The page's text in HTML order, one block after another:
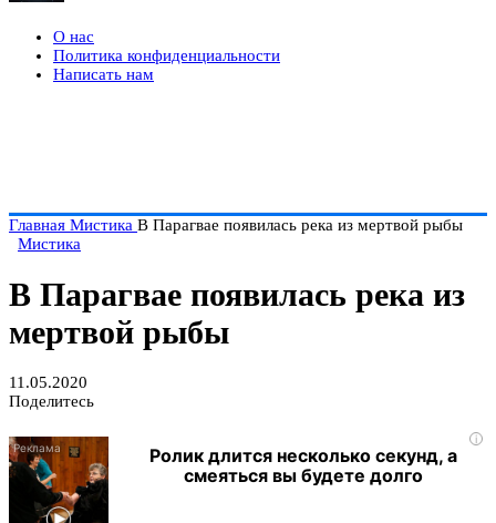
О нас
Политика конфиденциальности
Написать нам
Главная Мистика В Парагвае появилась река из мертвой рыбы
Мистика
В Парагвае появилась река из
мертвой рыбы
11.05.2020
Поделитесь
i
Ролик длится несколько секунд, а
смеяться вы будете долго